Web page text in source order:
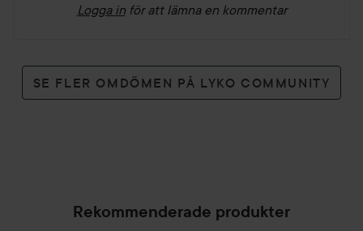
Logga in för att lämna en kommentar
SE FLER OMDÖMEN PÅ LYKO COMMUNITY
Rekommenderade produkter